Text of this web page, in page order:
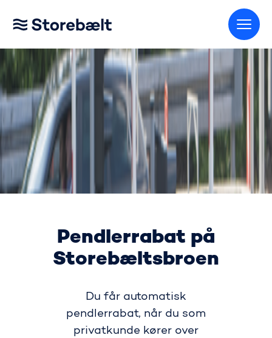
Pendlerrabat på
Storebæltsbroen
Du får automatisk
pendlerrabat, når du som
privatkunde kører over